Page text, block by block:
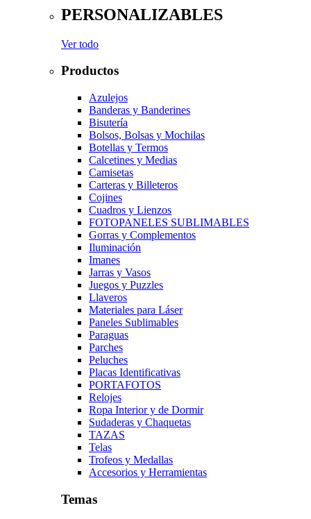
PERSONALIZABLES
Ver todo
Productos
Azulejos
Banderas y Banderines
Bisutería
Bolsos, Bolsas y Mochilas
Botellas y Termos
Calcetines y Medias
Camisetas
Carteras y Billeteros
Cojines
Cuadros y Lienzos
FOTOPANELES SUBLIMABLES
Gorras y Complementos
Iluminación
Imanes
Jarras y Vasos
Juegos y Puzzles
Llaveros
Materiales para Láser
Paneles Sublimables
Paraguas
Parches
Peluches
Placas Identificativas
PORTAFOTOS
Relojes
Ropa Interior y de Dormir
Sudaderas y Chaquetas
TAZAS
Telas
Trofeos y Medallas
Accesorios y Herramientas
Temas